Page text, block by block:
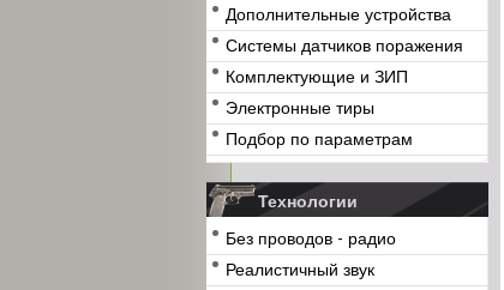
Дополнительные устройства
Системы датчиков поражения
Комплектующие и ЗИП
Электронные тиры
Подбор по параметрам
Технологии
Без проводов - радио
Реалистичный звук